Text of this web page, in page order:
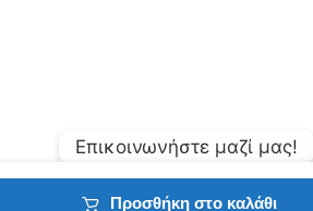
Προσθήκη στο καλάθι
Επικοινωνήστε μαζί μας!